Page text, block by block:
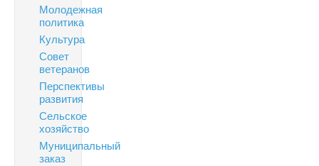
Молодежная
политика
Культура
Совет
ветеранов
Перспективы
развития
Сельское
хозяйство
Муниципальный
заказ